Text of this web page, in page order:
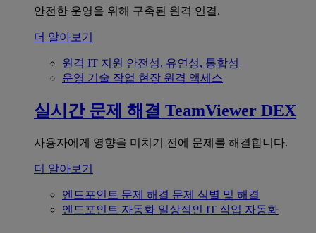
안전한 운영을 위해 구축된 원격 연결.
더 알아보기
원격 IT 지원 안전성, 유연성, 통합성
운영 기술 작업 현장 원격 액세스
실시간 문제 해결 TeamViewer DEX
사용자에게 영향을 미치기 전에 문제를 해결합니다.
더 알아보기
엔드포인트 문제 해결 문제 식별 및 해결
엔드포인트 자동화 일상적인 IT 작업 자동화